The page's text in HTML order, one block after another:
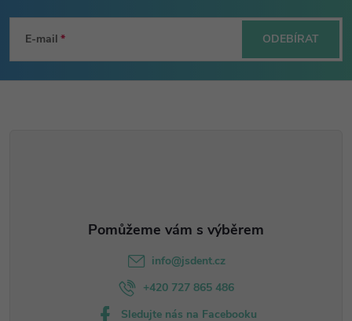
p
E-mail ODEBÍRAT
info@jsdent.cz
+420 727 865 486
Sledujte nás na Facebooku